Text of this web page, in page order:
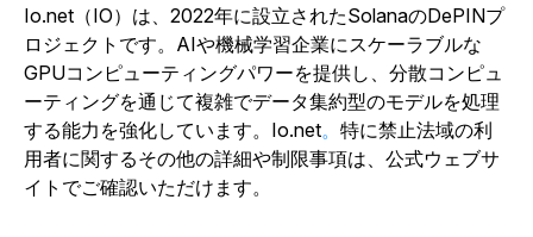
Io.net（IO）は、2022年に設立されたSolanaのDePINプ
ロジェクトです。AIや機械学習企業にスケーラブルな
GPUコンピューティングパワーを提供し、分散コンピュ
ーティングを通じて複雑でデータ集約型のモデルを処理
する能力を強化しています。Io.net。 特に禁止法域の利
用者に関するその他の詳細や制限事項は、公式ウェブサ
イトでご確認いただけます。